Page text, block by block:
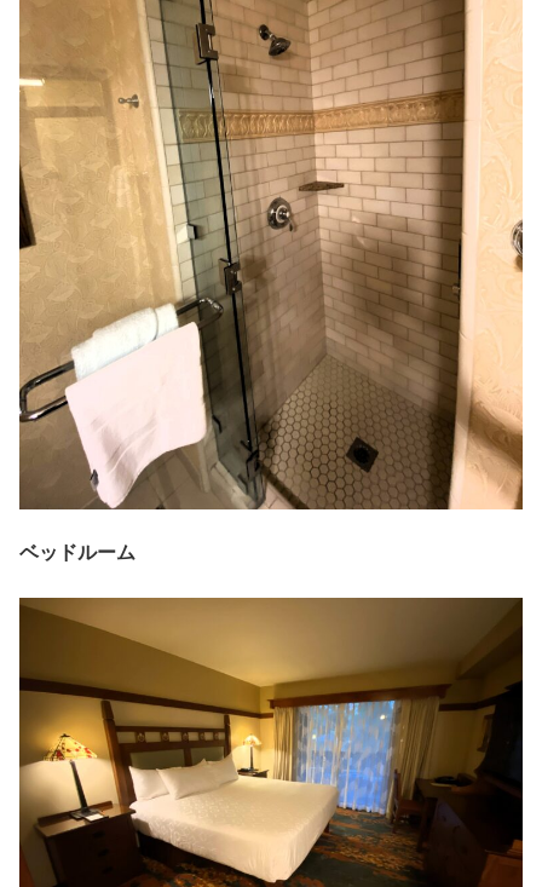
ベッドルーム